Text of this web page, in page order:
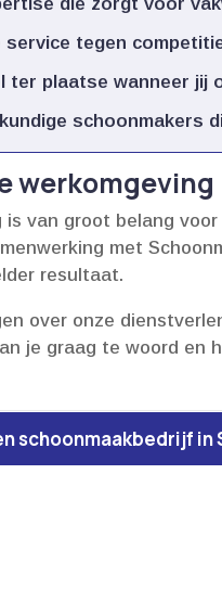
service tegen
ter plaatse wanneer jij
schoonmakers
werkomgeving
is van groot belang
met
resultaat.​
over onze
je graag te woord en
schoonmaakbedrijf in